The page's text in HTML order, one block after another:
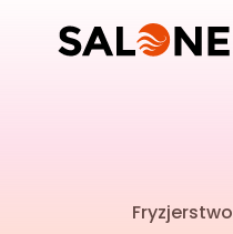
Fryzjerstwo